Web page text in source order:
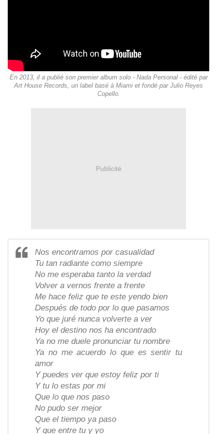
En 2013, il a publié son premier album solo - Nada Personal - édité par
Art House Records, un label basé à Miami et fondé par Julio Reyes
Copello.
Publicité
Nos encontramos por casualidad
Tu tan radiante como siempre
No me esperaba tanto la verdad
Volver a vernos frente a frente
Me hace feliz que te este yendo bien
Después de todo por lo que pasamos
Yo que juré nunca volverte a ver
Hoy el destino nos ha encontrado
Ya no me duele pronunciar tu nombre
Ya no me acuerdo lo que es sentir tu
amor
Y puedes ver que estoy feliz por ti
Y tu lo estas por mi
Que lo que nos paso
No pudo ser mejor
Que el tiempo ya paso
Y que entre tu y yo